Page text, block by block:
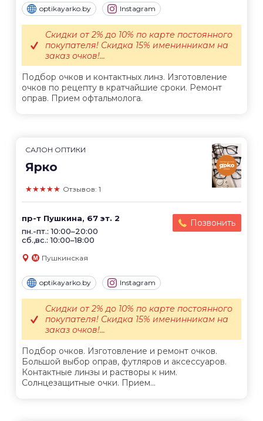
optikayarko.by Instagram
Подбор очков и контактных линз. Изготовление
очков по рецепту в кратчайшие сроки. Ремонт
оправ. Прием офтальмолога.
Скидки от 2% до 10% по карте постоянного
покупателя! Скидка 15% именинникам на
заказ очков!...
САЛОН ОПТИКИ
Ярко
★★★★★ Отзывов: 1
пр-т Пушкина, 67 эт. 2
пн.-пт.: 10:00–20:00
сб.,вс.: 10:00–18:00
Позвонить
Пушкинская
optikayarko.by Instagram
Подбор очков. Изготовление и ремонт очков.
Большой выбор оправ, футляров и аксессуаров.
Контактные линзы и растворы к ним.
Солнцезащитные очки. Прием...
Скидки от 2% до 10% по карте постоянного
покупателя! Скидка 15% именинникам на
заказ очков!...